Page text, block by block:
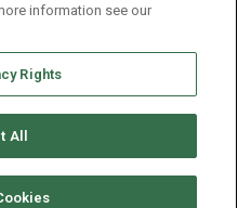
Impresa
information see our
Rights
All